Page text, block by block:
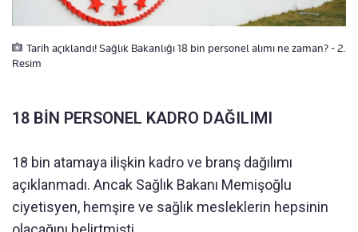
Tarih açıklandı! Sağlık Bakanlığı 18 bin personel alımı ne zaman? - 2.
Resim
18 BİN PERSONEL KADRO DAĞILIMI
18 bin atamaya ilişkin kadro ve branş dağılımı
açıklanmadı. Ancak Sağlık Bakanı Memişoğlu
ciyetisyen, hemşire ve sağlık mesleklerin hepsinin